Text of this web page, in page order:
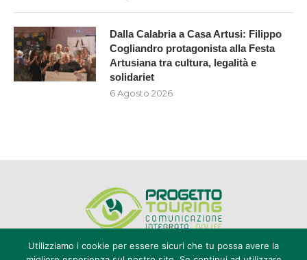
Dalla Calabria a Casa Artusi: Filippo
Cogliandro protagonista alla Festa
Artusiana tra cultura, legalità e
solidariet
6 Agosto 2026
Utilizziamo i cookie per essere sicuri che tu possa avere la